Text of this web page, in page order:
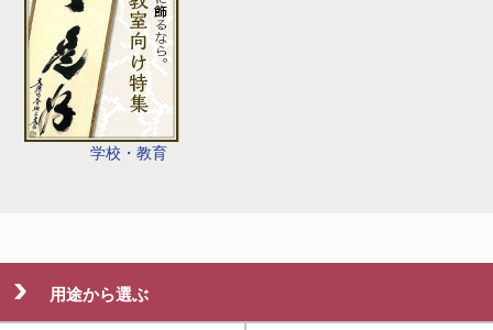
学校・教育
用途から選ぶ